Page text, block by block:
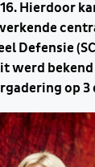
Hierdoor
Defensie
werd
op 3